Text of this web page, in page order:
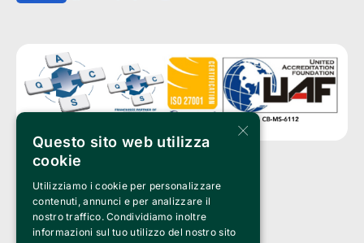
Clappit is a trademark of:
Bemils Srl
a Socio Unico
Via Fosse Ardeatine, 4 -20092 Cinisello Balsamo (MI)
PI 05589050961
×
Questo sito web utilizza
cookie
Utilizziamo i cookie per personalizzare
contenuti, annunci e per analizzare il
nostro traffico. Condividiamo inoltre
informazioni sul tuo utilizzo del nostro sito